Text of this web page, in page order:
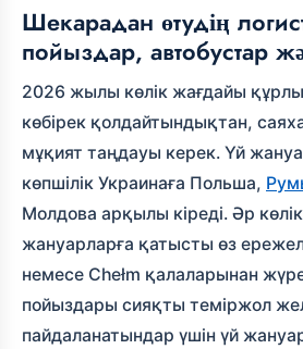
Шекарадан өтудің
пойыздар, автобустар
2026 жылы көлік жағдайы
көбірек қолдайтындықтан,
мұқият таңдауы керек. Үй
көпшілік Украинаға Польша,
Молдова арқылы кіреді. Әр көлік
жануарларға қатысты өз
немесе Chełm қалаларынан
пойыздары сияқты теміржол
пайдаланатындар үшін үй